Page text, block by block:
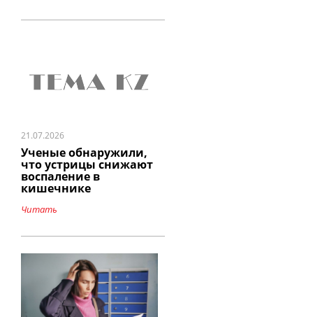
21.07.2026
Ученые обнаружили,
что устрицы снижают
воспаление в
кишечнике
Читать